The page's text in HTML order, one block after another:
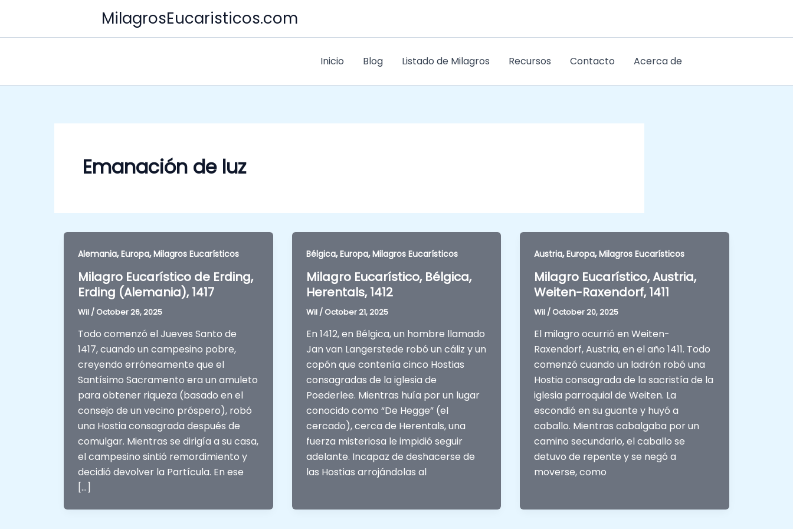
content
MilagrosEucaristicos.com
Inicio Blog Listado de Milagros Recursos Contacto Acerca de
Emanación de luz
Alemania,Europa,Milagros Eucarísticos
Milagro Eucarístico de Erding,
Erding (Alemania), 1417
Wil / October 26, 2025
Todo comenzó el Jueves Santo de
1417, cuando un campesino pobre,
creyendo erróneamente que el
Santísimo Sacramento era un amuleto
para obtener riqueza (basado en el
consejo de un vecino próspero), robó
una Hostia consagrada después de
comulgar. Mientras se dirigía a su casa,
el campesino sintió remordimiento y
decidió devolver la Partícula. En ese
[…]
Bélgica,Europa,Milagros Eucarísticos
Milagro Eucarístico, Bélgica,
Herentals, 1412
Wil / October 21, 2025
En 1412, en Bélgica, un hombre llamado
Jan van Langerstede robó un cáliz y un
copón que contenía cinco Hostias
consagradas de la iglesia de
Poederlee. Mientras huía por un lugar
conocido como “De Hegge” (el
cercado), cerca de Herentals, una
fuerza misteriosa le impidió seguir
adelante. Incapaz de deshacerse de
las Hostias arrojándolas al
Austria,Europa,Milagros Eucarísticos
Milagro Eucarístico, Austria,
Weiten-Raxendorf, 1411
Wil / October 20, 2025
El milagro ocurrió en Weiten-
Raxendorf, Austria, en el año 1411. Todo
comenzó cuando un ladrón robó una
Hostia consagrada de la sacristía de la
iglesia parroquial de Weiten. La
escondió en su guante y huyó a
caballo. Mientras cabalgaba por un
camino secundario, el caballo se
detuvo de repente y se negó a
moverse, como